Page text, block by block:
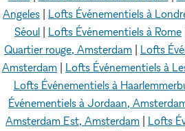
Angeles
Lofts Événementiels à
Séoul
Lofts Événementiels à Rome
Quartier rouge, Amsterdam
Lofts
Amsterdam
Lofts Événementiels à
Lofts Événementiels à
Événementiels à Jordaan,
Amsterdam Est, Amsterdam
Lofts